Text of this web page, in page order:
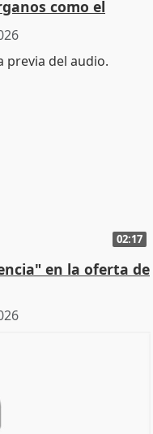
como el
02:17
en la oferta de